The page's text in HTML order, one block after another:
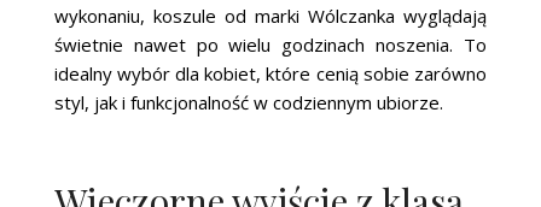
wykonaniu, koszule od marki Wólczanka wyglądają
świetnie nawet po wielu godzinach noszenia. To
idealny wybór dla kobiet, które cenią sobie zarówno
styl, jak i funkcjonalność w codziennym ubiorze.